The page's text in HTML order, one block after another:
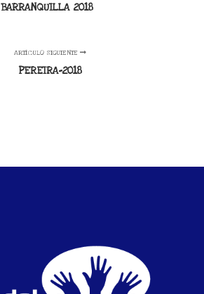
BARRANQUILLA 2018
ARTÍCULO SIGUIENTE
PEREIRA-2018